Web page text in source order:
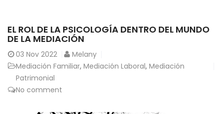
EL ROL DE LA PSICOLOGÍA DENTRO DEL MUNDO
DE LA MEDIACIÓN
03 Nov 2022
Melany
Mediación Familiar, Mediación Laboral, Mediación
Patrimonial
No comment